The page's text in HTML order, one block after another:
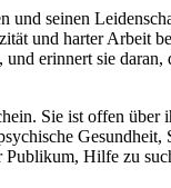
seinen
und harter Arbeit
erinnert sie
Sie ist offen über
Gesundheit,
Hilfe zu